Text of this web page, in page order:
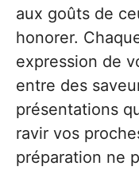
aux goûts de
honorer.
expression de
entre des
présentations
ravir vos
préparation ne